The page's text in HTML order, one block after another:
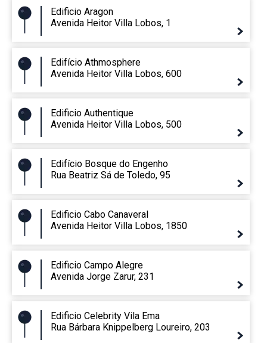
Edificio Aragon
Avenida Heitor Villa Lobos, 1
Edifício Athmosphere
Avenida Heitor Villa Lobos, 600
Edificio Authentique
Avenida Heitor Villa Lobos, 500
Edifício Bosque do Engenho
Rua Beatriz Sá de Toledo, 95
Edificio Cabo Canaveral
Avenida Heitor Villa Lobos, 1850
Edificio Campo Alegre
Avenida Jorge Zarur, 231
Edificio Celebrity Vila Ema
Rua Bárbara Knippelberg Loureiro, 203